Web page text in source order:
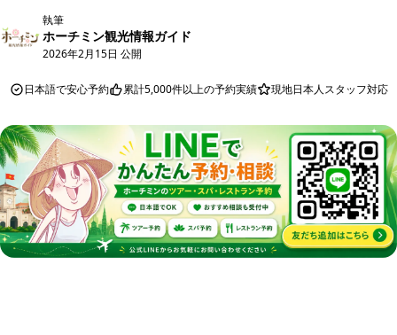
執筆
ホーチミン観光情報ガイド
2026年2月15日 公開
日本語で安心予約 累計5,000件以上の予約実績 現地日本人スタッフ対応